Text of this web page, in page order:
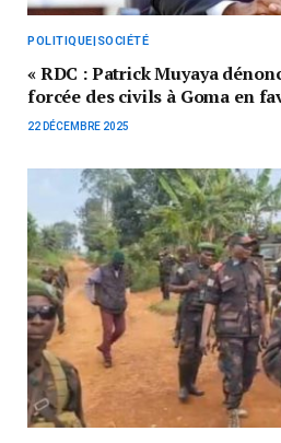
POLITIQUE|SOCIÉTÉ
« RDC : Patrick Muyaya
forcée des civils à Goma en
22 DÉCEMBRE 2025